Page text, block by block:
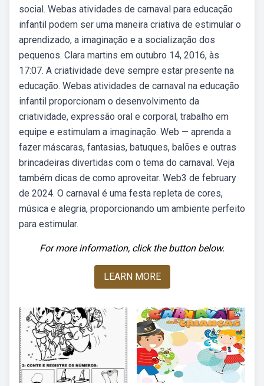
social. Webas atividades de carnaval para educação
infantil podem ser uma maneira criativa de estimular o
aprendizado, a imaginação e a socialização dos
pequenos. Clara martins em outubro 14, 2016, às
17:07. A criatividade deve sempre estar presente na
educação. Webas atividades de carnaval na educação
infantil proporcionam o desenvolvimento da
criatividade, expressão oral e corporal, trabalho em
equipe e estimulam a imaginação. Web — aprenda a
fazer máscaras, fantasias, batuques, balões e outras
brincadeiras divertidas com o tema do carnaval. Veja
também dicas de como aproveitar. Web3 de february
de 2024. O carnaval é uma festa repleta de cores,
música e alegria, proporcionando um ambiente perfeito
para estimular.
For more information, click the button below.
LEARN MORE